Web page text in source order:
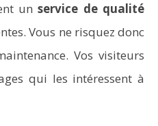
unservice de qualité
Vous ne risquez donc
Vos visiteurs
qui les intéressent à